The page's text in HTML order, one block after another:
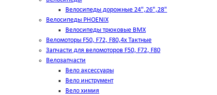
Велосипеды дорожные 24",26",28"
Велосипеды PHOENIX
Велосипеды трюковые BMX
Веломоторы F50, F72, F80,4х Тактные
Запчасти для веломоторов F50, F72, F80
Велозапчасти
Вело аксессуары
Вело инструмент
Вело химия